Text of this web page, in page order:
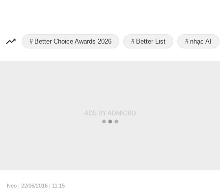
Better Choice Awards 2026 Better List nhạc AI
Neo | 22/06/2016 | 11:15